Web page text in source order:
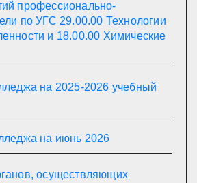
профессионально-
по УГС 29.00.00 Технологии
и 18.00.00 Химические
на 2025-2026 учебный
на июнь 2026
осуществляющих